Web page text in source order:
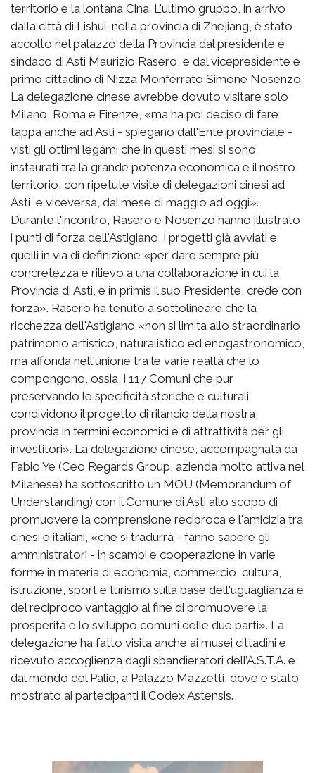
territorio e la lontana Cina. L'ultimo gruppo, in arrivo
dalla città di Lishui, nella provincia di Zhejiang, è stato
accolto nel palazzo della Provincia dal presidente e
sindaco di Asti Maurizio Rasero, e dal vicepresidente e
primo cittadino di Nizza Monferrato Simone Nosenzo.
La delegazione cinese avrebbe dovuto visitare solo
Milano, Roma e Firenze, «ma ha poi deciso di fare
tappa anche ad Asti - spiegano dall'Ente provinciale -
visti gli ottimi legami che in questi mesi si sono
instaurati tra la grande potenza economica e il nostro
territorio, con ripetute visite di delegazioni cinesi ad
Asti, e viceversa, dal mese di maggio ad oggi».
Durante l'incontro, Rasero e Nosenzo hanno illustrato
i punti di forza dell'Astigiano, i progetti già avviati e
quelli in via di definizione «per dare sempre più
concretezza e rilievo a una collaborazione in cui la
Provincia di Asti, e in primis il suo Presidente, crede con
forza». Rasero ha tenuto a sottolineare che la
ricchezza dell'Astigiano «non si limita allo straordinario
patrimonio artistico, naturalistico ed enogastronomico,
ma affonda nell'unione tra le varie realtà che lo
compongono, ossia, i 117 Comuni che pur
preservando le specificità storiche e culturali
condividono il progetto di rilancio della nostra
provincia in termini economici e di attrattività per gli
investitori». La delegazione cinese, accompagnata da
Fabio Ye (Ceo Regards Group, azienda molto attiva nel
Milanese) ha sottoscritto un MOU (Memorandum of
Understanding) con il Comune di Asti allo scopo di
promuovere la comprensione reciproca e l'amicizia tra
cinesi e italiani, «che si tradurrà - fanno sapere gli
amministratori - in scambi e cooperazione in varie
forme in materia di economia, commercio, cultura,
istruzione, sport e turismo sulla base dell'uguaglianza e
del reciproco vantaggio al fine di promuovere la
prosperità e lo sviluppo comuni delle due parti». La
delegazione ha fatto visita anche ai musei cittadini e
ricevuto accoglienza dagli sbandieratori dell’A.S.T.A. e
dal mondo del Palio, a Palazzo Mazzetti, dove è stato
mostrato ai partecipanti il Codex Astensis.